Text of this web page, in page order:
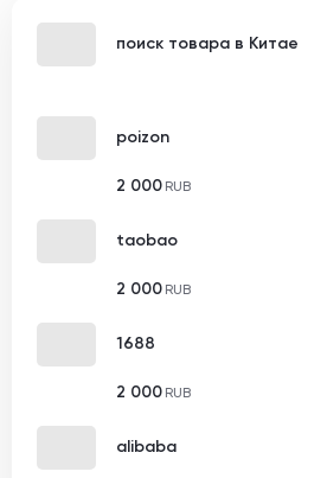
поиск товара в Китае
poizon
2 000 RUB
taobao
2 000 RUB
1688
2 000 RUB
alibaba